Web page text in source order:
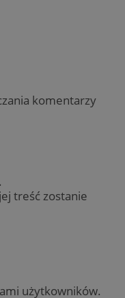
komentarzy
treść zostanie
użytkowników.